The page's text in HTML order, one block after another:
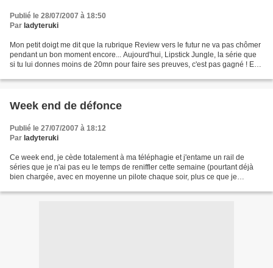
Publié le 28/07/2007 à 18:50
Par ladyteruki
Mon petit doigt me dit que la rubrique Review vers le futur ne va pas chômer
pendant un bon moment encore... Aujourd'hui, Lipstick Jungle, la série que
si tu lui donnes moins de 20mn pour faire ses preuves, c'est pas gagné ! En
Week end de défonce
Publié le 27/07/2007 à 18:12
Par ladyteruki
Ce week end, je cède totalement à ma téléphagie et j'entame un rail de
séries que je n'ai pas eu le temps de reniffler cette semaine (pourtant déjà
bien chargée, avec en moyenne un pilote chaque soir, plus ce que je